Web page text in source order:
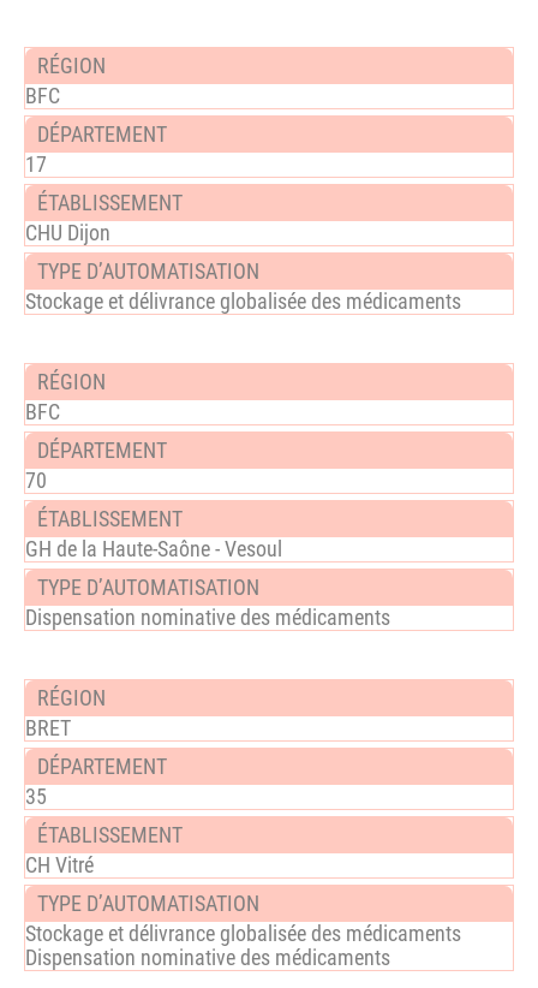
BFC
17
CHU Dijon
Stockage et délivrance globalisée des médicaments
BFC
70
GH de la Haute-Saône - Vesoul
Dispensation nominative des médicaments
BRET
35
CH Vitré
Stockage et délivrance globalisée des médicaments
Dispensation nominative des médicaments